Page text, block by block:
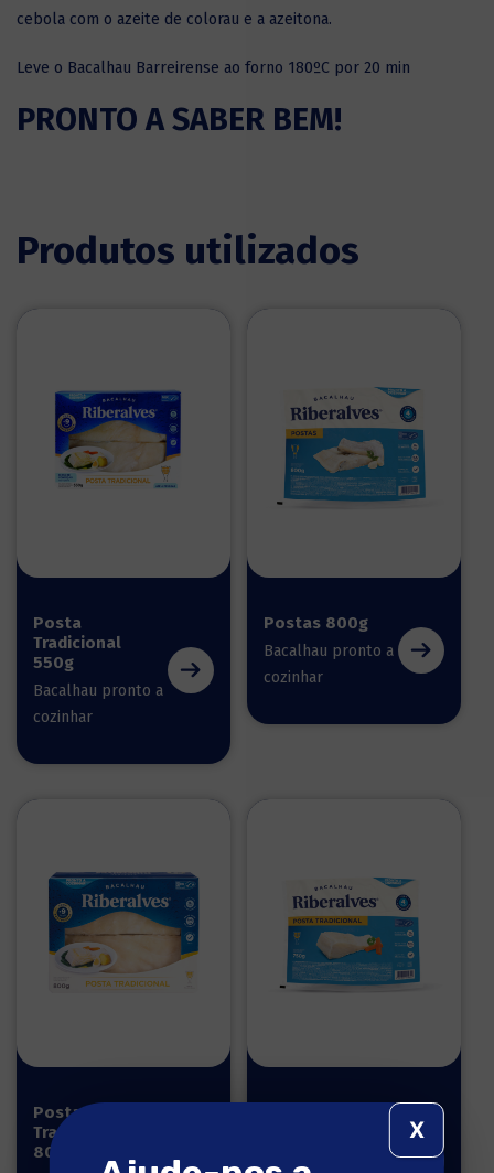
cebola com o azeite de colorau e a azeitona.
Leve o Bacalhau Barreirense ao forno 180ºC por 20 min
PRONTO A SABER BEM!
Produtos utilizados
Posta
Tradicional
550g
Bacalhau pronto a
cozinhar
Postas 800g
Bacalhau pronto a
cozinhar
Posta
Tradicional
800g
X